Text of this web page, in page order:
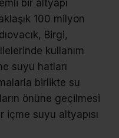
bir altyapı
100 milyon
Birgi,
kullanım
suyu hatları
birlikte su
önüne geçilmesi
suyu altyapısı